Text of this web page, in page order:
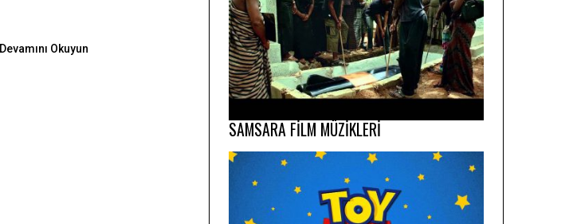
Devamını Okuyun
SAMSARA FİLM MÜZİKLERİ